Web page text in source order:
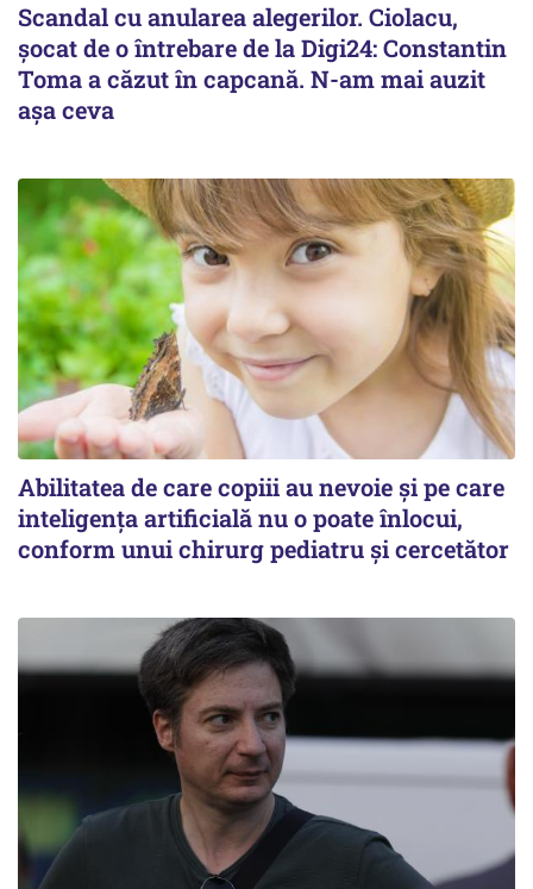
Scandal cu anularea alegerilor. Ciolacu,
șocat de o întrebare de la Digi24: Constantin
Toma a căzut în capcană. N-am mai auzit
așa ceva
Abilitatea de care copiii au nevoie și pe care
inteligența artificială nu o poate înlocui,
conform unui chirurg pediatru și cercetător